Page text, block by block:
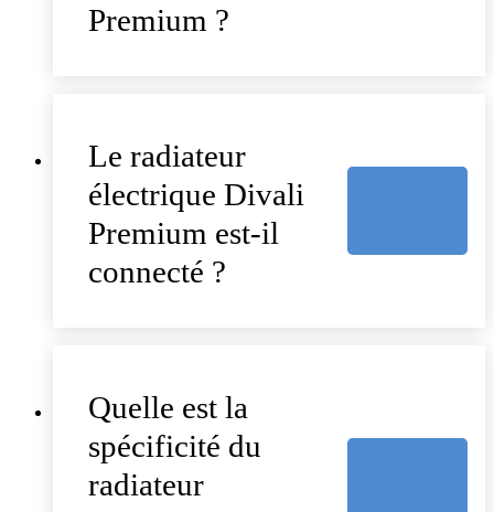
Premium ?
Le radiateur
électrique Divali
Premium est-il
connecté ?
Quelle est la
spécificité du
radiateur